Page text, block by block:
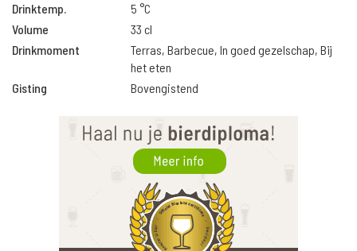
Drinktemp.
5 °C
Volume
33 cl
Drinkmoment
Terras, Barbecue, In goed gezelschap, Bij
het eten
Gisting
Bovengistend